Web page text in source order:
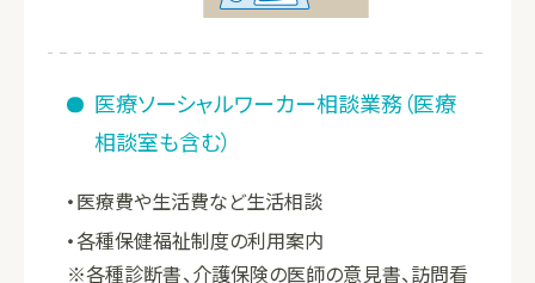
医療ソーシャルワーカー相談業務（医療
相談室も含む）
医療費や生活費など生活相談
各種保健福祉制度の利用案内
※各種診断書、介護保険の医師の意見書、訪問看